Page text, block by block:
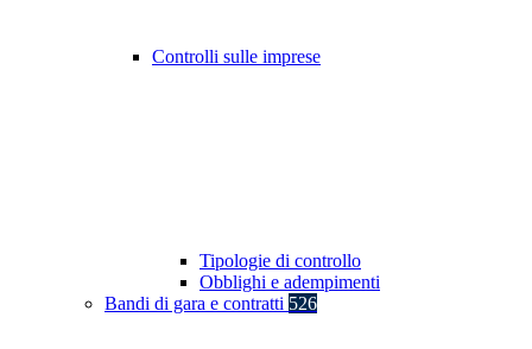
Controlli sulle imprese
Tipologie di controllo
Obblighi e adempimenti
Bandi di gara e contratti 526